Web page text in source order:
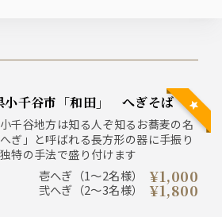
県小千谷市「和田」 へぎそば
千谷地方は知る人ぞ知るお蕎麦の名
ぎ」と呼ばれる長方形の器に手振り
特の手法で盛り付けます
壱へぎ（1～2名様） ¥1,000
弐へぎ（2～3名様） ¥1,800